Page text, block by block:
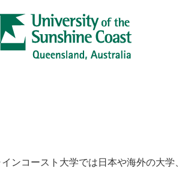
ンコースト大学では日本や海外の大学